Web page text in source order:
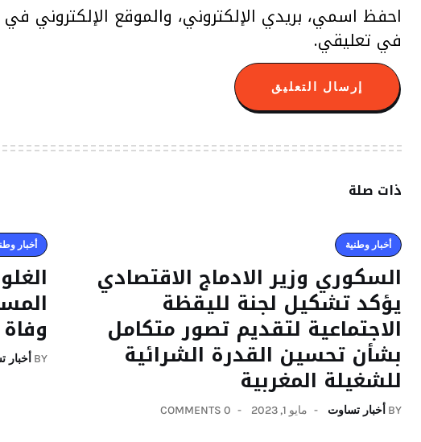
احفظ اسمي، بريدي الإلكتروني، والموقع الإلكتروني
في تعليقي.
ذات صلة
أخبار وطنية
السكوري وزير الادماج الاقتصادي
يؤكد تشكيل لجنة لليقظة
الاجتماعية لتقديم تصور متكامل
بشأن تحسين القدرة الشرائية
للشغيلة المغربية
BY أخبار تساوت مايو 1, 2023 0 COMMENTS
أخبار
BY